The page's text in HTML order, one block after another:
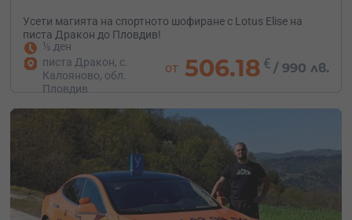
Усети магията на спортното шофиране с Lotus Elise на
писта Дракон до Пловдив!
½ ден
писта Дракон, с.
Калояново, обл.
Пловдив
от 506.18 € /990 лв.